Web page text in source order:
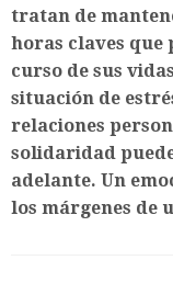
tratan de
horas claves que
curso de sus
situación de
relaciones
solidaridad
adelante. Un
los márgenes de